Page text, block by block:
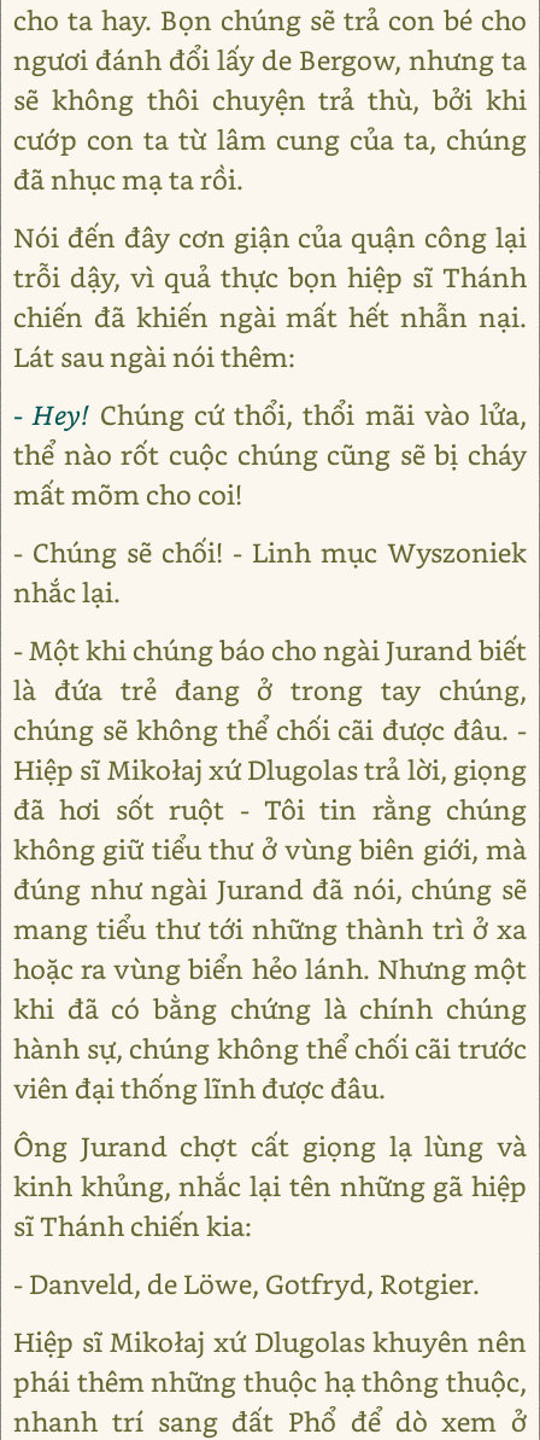
cho ta hay. Bọn chúng sẽ trả con bé cho
ngươi đánh đổi lấy de Bergow, nhưng ta
sẽ không thôi chuyện trả thù, bởi khi
cướp con ta từ lâm cung của ta, chúng
đã nhục mạ ta rồi.
Nói đến đây cơn giận của quận công lại
trỗi dậy, vì quả thực bọn hiệp sĩ Thánh
chiến đã khiến ngài mất hết nhẫn nại.
Lát sau ngài nói thêm:
- Hey! Chúng cứ thổi, thổi mãi vào lửa,
thể nào rốt cuộc chúng cũng sẽ bị cháy
mất mõm cho coi!
- Chúng sẽ chối! - Linh mục Wyszoniek
nhắc lại.
- Một khi chúng báo cho ngài Jurand biết
là đứa trẻ đang ở trong tay chúng,
chúng sẽ không thể chối cãi được đâu. -
Hiệp sĩ Mikołaj xứ Dlugolas trả lời, giọng
đã hơi sốt ruột - Tôi tin rằng chúng
không giữ tiểu thư ở vùng biên giới, mà
đúng như ngài Jurand đã nói, chúng sẽ
mang tiểu thư tới những thành trì ở xa
hoặc ra vùng biển hẻo lánh. Nhưng một
khi đã có bằng chứng là chính chúng
hành sự, chúng không thể chối cãi trước
viên đại thống lĩnh được đâu.
Ông Jurand chợt cất giọng lạ lùng và
kinh khủng, nhắc lại tên những gã hiệp
sĩ Thánh chiến kia:
- Danveld, de Lӧwe, Gotfryd, Rotgier.
Hiệp sĩ Mikołaj xứ Dlugolas khuyên nên
phái thêm những thuộc hạ thông thuộc,
nhanh trí sang đất Phổ để dò xem ở